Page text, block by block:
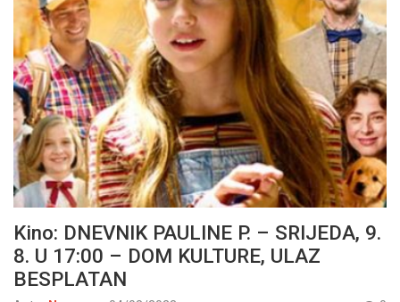
Kino: DNEVNIK PAULINE P. – SRIJEDA, 9.
8. U 17:00 – DOM KULTURE, ULAZ
BESPLATAN